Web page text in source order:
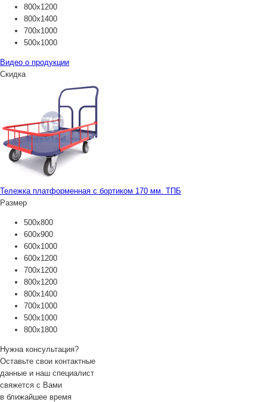
800х1200
800х1400
700х1000
500х1000
Видео о продукции
Скидка
Тележка платформенная с бортиком 170 мм. ТПБ
Размер
500х800
600х900
600х1000
600х1200
700х1200
800х1200
800х1400
700х1000
500х1000
800х1800
Нужна консультация?
Оставьте свои контактные
данные и наш специалист
свяжется с Вами
в ближайшее время